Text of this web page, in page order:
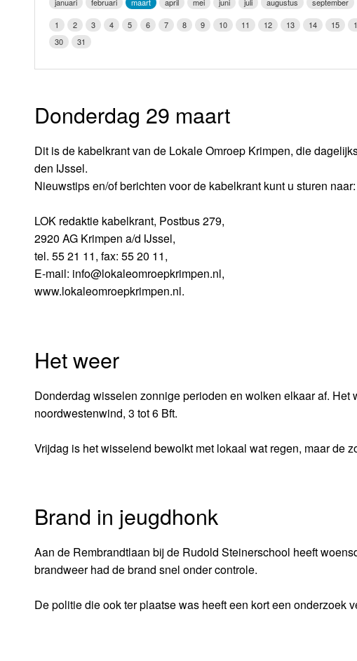
Vrijdag
LOK schijf
Oude LOK programma's
1
2 3 4 5 6 7 8 9 10 11 12 13 14 15
30
31
Donderdag 29 maart
Dit is de kabelkrant van de Lokale Omroep Krimpen, die
den IJssel.
Nieuwstips en/of berichten voor de kabelkrant kunt u sturen naar:
LOK redaktie kabelkrant, Postbus 279,
2920 AG Krimpen a/d IJssel,
tel. 55 21 11, fax: 55 20 11,
E-mail: info@lokaleomroepkrimpen.nl,
www.lokaleomroepkrimpen.nl.
Het weer
Donderdag wisselen zonnige perioden en wolken elkaar af. Het
noordwestenwind, 3 tot 6 Bft.
Vrijdag is het wisselend bewolkt met lokaal wat regen, maar de
Brand in jeugdhonk
Aan de Rembrandtlaan bij de Rudold Steinerschool heeft
brandweer had de brand snel onder controle.
De politie die ook ter plaatse was heeft een kort een onderzoek